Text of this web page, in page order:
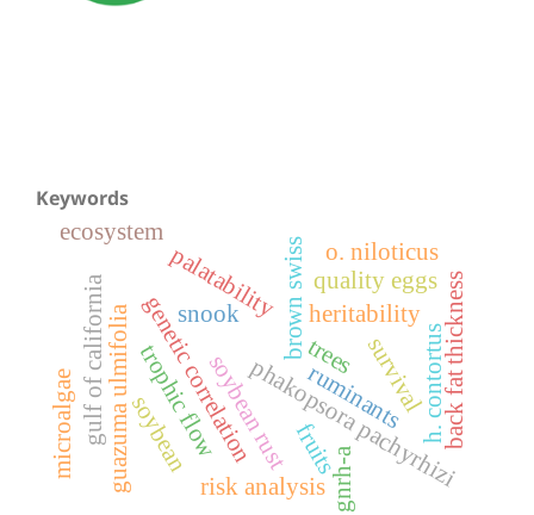
Keywords
phakopsora pachyrhizi
soybeansoybean rust
risk analysis
brown swiss heritability
genetic correlation h. contortus
guazuma ulmifolia snook
gnrh-a
quality eggs
palatability
fruits
trees
ruminants
ecosystem
trophic flow
gulf of california
microalgae
o. niloticus
survivalback fat thickness